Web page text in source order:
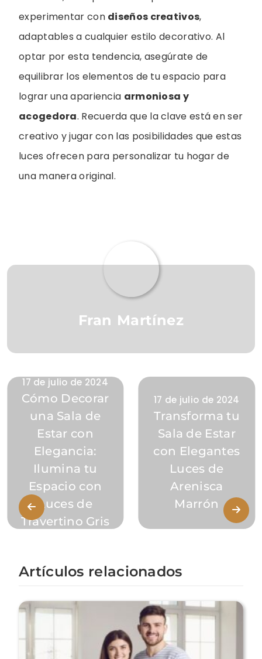
experimentar con diseños creativos,
adaptables a cualquier estilo decorativo. Al
optar por esta tendencia, asegúrate de
equilibrar los elementos de tu espacio para
lograr una apariencia armoniosa y
acogedora. Recuerda que la clave está en ser
creativo y jugar con las posibilidades que estas
luces ofrecen para personalizar tu hogar de
una manera original.
Fran Martínez
17 de julio de 2024
Cómo Decorar
una Sala de
Estar con
Elegancia:
Ilumina tu
Espacio con
Luces de
Travertino Gris
17 de julio de 2024
Transforma tu
Sala de Estar
con Elegantes
Luces de
Arenisca
Marrón
Artículos relacionados